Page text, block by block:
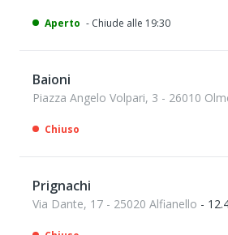
Aperto - Chiude alle 19:30
Baioni
Piazza Angelo Volpari, 3 - 26010
Chiuso
Prignachi
Via Dante, 17 - 25020 Alfianello -